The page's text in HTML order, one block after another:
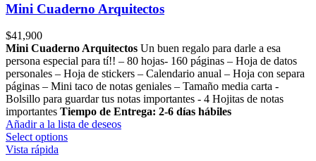
Mini Cuaderno Arquitectos
$41,900
Mini Cuaderno Arquitectos Un buen regalo para darle a esa
persona especial para tí!! – 80 hojas- 160 páginas – Hoja de datos
personales – Hoja de stickers – Calendario anual – Hoja con separa
páginas – Mini taco de notas geniales – Tamaño media carta -
Bolsillo para guardar tus notas importantes - 4 Hojitas de notas
importantes Tiempo de Entrega: 2-6 días hábiles
Añadir a la lista de deseos
Select options
Vista rápida